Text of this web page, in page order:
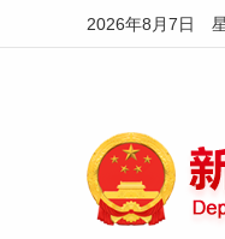
2026年8月7日